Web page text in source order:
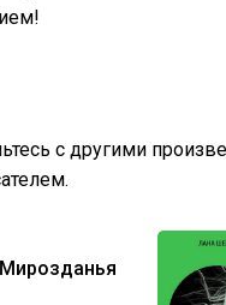
с другими